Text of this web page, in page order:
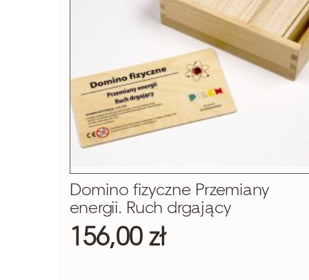
Domino fizyczne Przemiany
energii. Ruch drgający
156,00 zł